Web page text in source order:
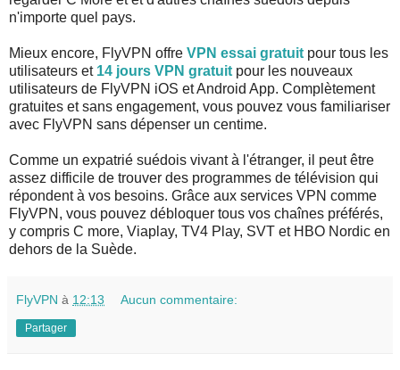
n'importe quel pays.
Mieux encore, FlyVPN offre VPN essai gratuit pour tous les
utilisateurs et 14 jours VPN gratuit pour les nouveaux
utilisateurs de FlyVPN iOS et Android App. Complètement
gratuites et sans engagement, vous pouvez vous familiariser
avec FlyVPN sans dépenser un centime.
Comme un expatrié suédois vivant à l'étranger, il peut être
assez difficile de trouver des programmes de télévision qui
répondent à vos besoins. Grâce aux services VPN comme
FlyVPN, vous pouvez débloquer tous vos chaînes préférés,
y compris C more, Viaplay, TV4 Play, SVT et HBO Nordic en
dehors de la Suède.
FlyVPN à 12:13 Aucun commentaire:
Partager